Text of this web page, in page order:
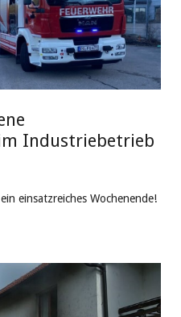
Industriebetrieb
einsatzreiches Wochenende!